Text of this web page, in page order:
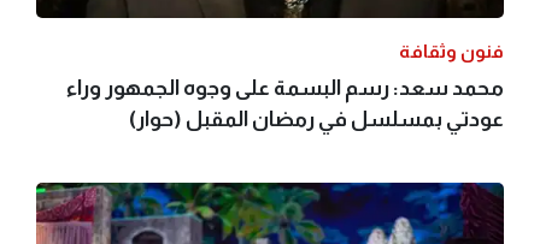
فنون وثقافة
محمد سعد: رسم البسمة على وجوه الجمهور وراء
عودتي بمسلسل في رمضان المقبل (حوار)